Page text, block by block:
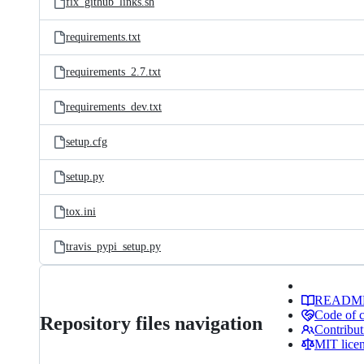
requirements.txt
requirements_2.7.txt
requirements_dev.txt
setup.cfg
setup.py
tox.ini
travis_pypi_setup.py
Repository files navigation
Code of
MIT